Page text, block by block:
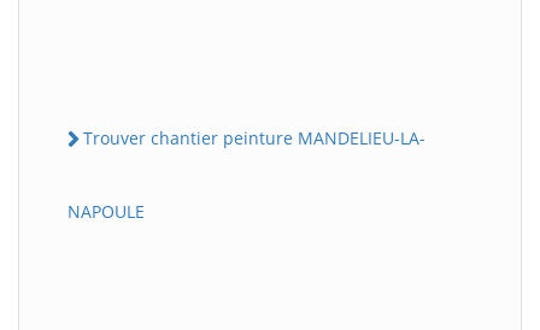
Trouver chantier peinture MANDELIEU-LA-
NAPOULE